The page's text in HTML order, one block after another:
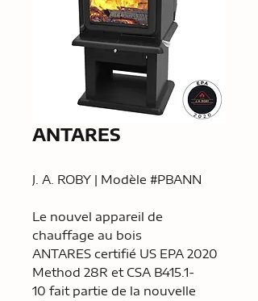
ANTARES
J. A. ROBY | Modèle #PBANN
Le nouvel appareil de
chauffage au bois
ANTARES certifié US EPA 2020
Method 28R et CSA B415.1-
10 fait partie de la nouvelle